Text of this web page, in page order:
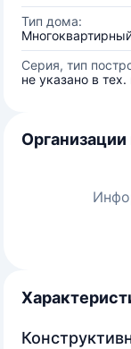
Тип дома:
Серия, тип
не указано в тех.